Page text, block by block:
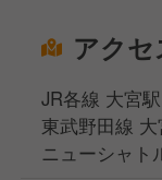
アクセ
JR各線 大宮
東武野田線
ニューシャト